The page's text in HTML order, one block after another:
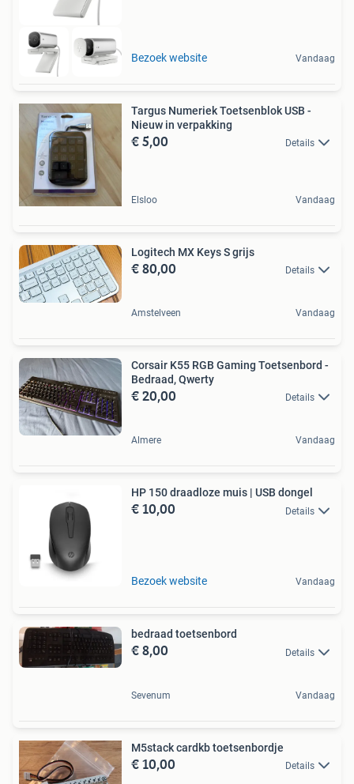
Bezoek website Vandaag
Targus Numeriek Toetsenblok USB -
Nieuw in verpakking
€ 5,00 Details
Elsloo Vandaag
Logitech MX Keys S grijs
€ 80,00 Details
Amstelveen Vandaag
Corsair K55 RGB Gaming Toetsenbord -
Bedraad, Qwerty
€ 20,00 Details
Almere Vandaag
HP 150 draadloze muis | USB dongel
€ 10,00 Details
Bezoek website Vandaag
bedraad toetsenbord
€ 8,00 Details
Sevenum Vandaag
M5stack cardkb toetsenbordje
€ 10,00 Details